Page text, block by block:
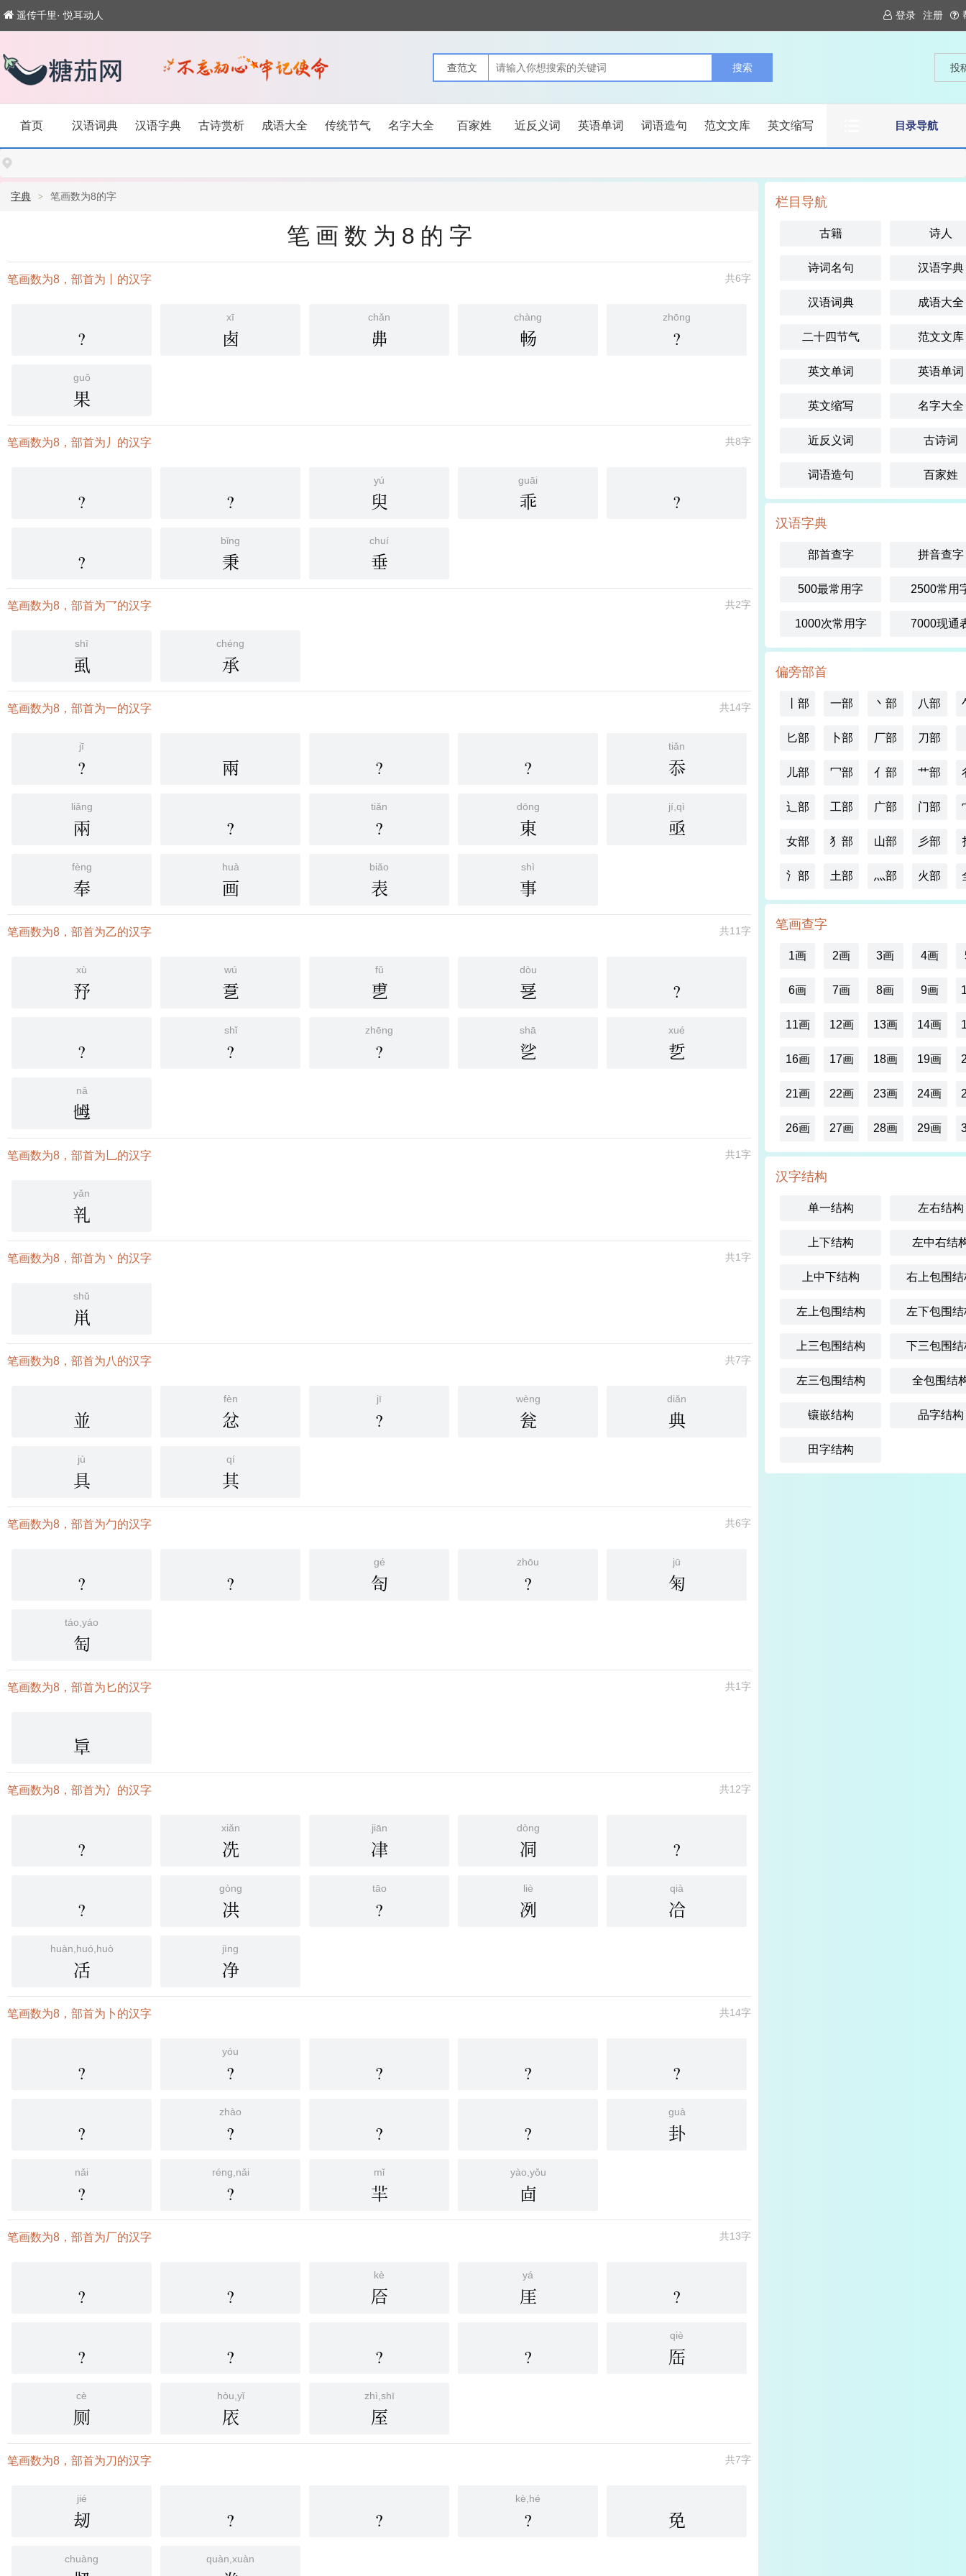
遥传千里· 悦耳动人 登录 注册
投
目录导航
首页 汉语词典 汉语字典 古诗赏析 成语大全 传统节气 名字大全 百家姓 近反义词 英语单词 词语造句 范文文库 英文缩写
字典 笔画数为8的字
笔画数为8的字
共6字
笔画数为8，部首为丨的汉字
?
xī
卥
chǎn
丳
chàng
畅
zhōng
?
guǒ
果
共8字
笔画数为8，部首为丿的汉字
? ?
yú
臾
guāi
乖 ?
?
bǐng
秉
chuí
垂
共2字
笔画数为8，部首为乛的汉字
shī
虱
chéng
承
共14字
笔画数为8，部首为一的汉字
jī
? 兩 ? ?
tiǎn
忝
liǎng
兩 ?
tiǎn
?
dōng
東
jí,qì
亟
fèng
奉
huà
画
biǎo
表
shì
事
共11字
笔画数为8，部首为乙的汉字
xù
㐨
wú
㐚
fǔ
乶
dòu
㐙 ?
?
shǐ
?
zhēng
?
shā
乷
xué
乴
nǎ
乸
共1字
笔画数为8，部首为乚的汉字
yǎn
乵
共1字
笔画数为8，部首为丶的汉字
shǔ
鼡
共7字
笔画数为8，部首为八的汉字
並
fèn
忿
jī
?
wèng
瓮
diǎn
典
jù
具
qí
其
共6字
笔画数为8，部首为勹的汉字
? ?
gé
匌
zhōu
?
jū
匊
táo,yáo
匋
共1字
笔画数为8，部首为匕的汉字
㔬
共12字
笔画数为8，部首为冫的汉字
?
xiǎn
冼
jiān
冿
dòng
㓊 ?
?
gòng
㓋
tāo
?
liè
冽
qià
冾
huàn,huó,huò
㓉
jìng
净
共14字
笔画数为8，部首为卜的汉字
?
yóu
? ? ? ?
?
zhào
? ? ?
guà
卦
nǎi
?
réng,nǎi
?
mǐ
羋
yào,yǒu
㔽
共13字
笔画数为8，部首为厂的汉字
? ?
kè
㕉
yá
厓 ?
? ? ? ?
qiè
厒
cè
厕
hòu,yǐ
㕈
zhì,shī
厔
共7字
笔画数为8，部首为刀的汉字
jié
刼 ? ?
kè,hé
? 免
chuàng quàn,xuàn
栏目导航
古籍 诗人
诗词名句 汉语字典
汉语词典 成语大全
二十四节气 范文文库
英文单词 英语单词
英文缩写 名字大全
近反义词 古诗词
词语造句 百家姓
汉语字典
部首查字 拼音查字
500最常用字 2500常用
1000次常用字 7000现通
偏旁部首
丨部 一部 丶部 八部
匕部 卜部 厂部 刀部
儿部 冖部 亻部 艹部
辶部 工部 广部 门部
女部 犭部 山部 彡部
氵部 土部 灬部 火部
笔画查字
1画 2画 3画 4画
6画 7画 8画 9画
11画 12画 13画 14画
16画 17画 18画 19画
21画 22画 23画 24画
26画 27画 28画 29画
汉字结构
单一结构 左右结构
上下结构 左中右结
上中下结构 右上包围结
左上包围结构 左下包围结
上三包围结构 下三包围结
左三包围结构 全包围结
镶嵌结构 品字结构
田字结构